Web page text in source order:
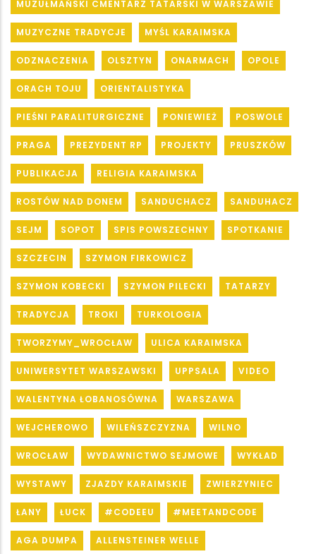
MUZUŁMAŃSKI CMENTARZ TATARSKI W WARSZAWIE
MUZYCZNE TRADYCJE MYŚL KARAIMSKA
ODZNACZENIA OLSZTYN ONARMACH OPOLE
ORACH TOJU ORIENTALISTYKA
PIEŚNI PARALITURGICZNE PONIEWIEŻ POSWOLE
PRAGA PREZYDENT RP PROJEKTY PRUSZKÓW
PUBLIKACJA RELIGIA KARAIMSKA
ROSTÓW NAD DONEM SANDUCHACZ SANDUHACZ
SEJM SOPOT SPIS POWSZECHNY SPOTKANIE
SZCZECIN SZYMON FIRKOWICZ
SZYMON KOBECKI SZYMON PILECKI TATARZY
TRADYCJA TROKI TURKOLOGIA
TWORZYMY_WROCŁAW ULICA KARAIMSKA
UNIWERSYTET WARSZAWSKI UPPSALA VIDEO
WALENTYNA ŁOBANOSÓWNA WARSZAWA
WEJCHEROWO WILEŃSZCZYZNA WILNO
WROCŁAW WYDAWNICTWO SEJMOWE WYKŁAD
WYSTAWY ZJAZDY KARAIMSKIE ZWIERZYNIEC
ŁANY ŁUCK #CODEEU #MEETANDCODE
AGA DUMPA ALLENSTEINER WELLE